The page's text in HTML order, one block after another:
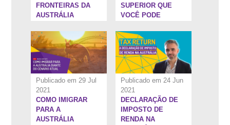
FRONTEIRAS DA
AUSTRÁLIA
SUPERIOR QUE
VOCÊ PODE
EXTERIOR
Publicado em 29 Jul
2021
COMO IMIGRAR
PARA A
AUSTRÁLIA
Publicado em 24 Jun
2021
DECLARAÇÃO DE
IMPOSTO DE
RENDA NA